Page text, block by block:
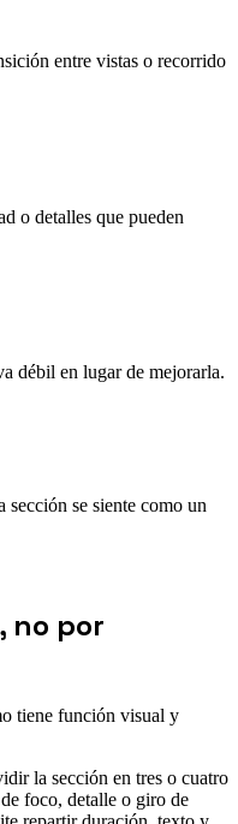
entre vistas o recorrido
o detalles que pueden
débil en lugar de mejorarla.
sección se siente como un
no por
tiene función visual y
la sección en tres o cuatro
foco, detalle o giro de